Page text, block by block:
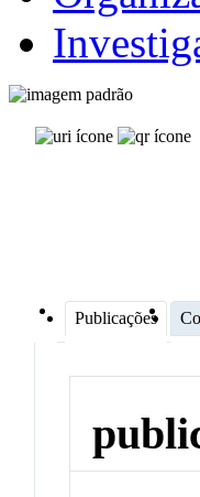
Publicações